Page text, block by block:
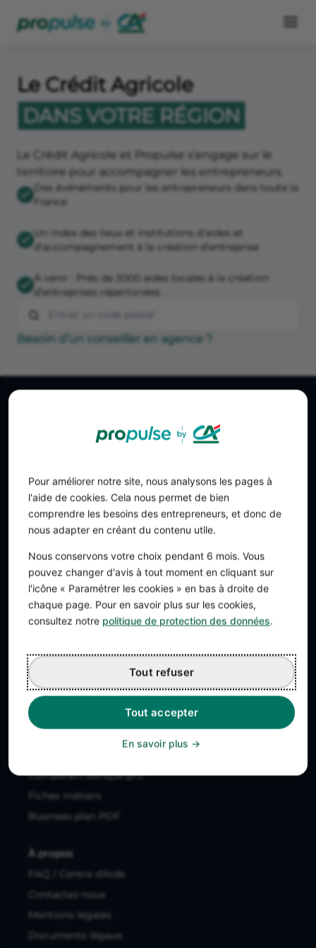
Pour améliorer notre site, nous analysons les pages à
l'aide de cookies. Cela nous permet de bien
comprendre les besoins des entrepreneurs, et donc de
nous adapter en créant du contenu utile.
Nous conservons votre choix pendant 6 mois. Vous
pouvez changer d'avis à tout moment en cliquant sur
l'icône « Paramétrer les cookies » en bas à droite de
chaque page. Pour en savoir plus sur les cookies,
consultez notre politique de protection des données.
Tout accepter
Tout refuser
En savoir plus
Le Crédit Agricole
DANS VOTRE RÉGION
Le Crédit Agricole et Propulse s’engage sur le
territoire pour accompagner les entrepreneurs.
Des événéments pour les entrepreneurs dans toute la
France
Un index des lieux et institutions d'aides et
d'accompagnement à la création d'entreprise
À venir : Près de 2000 aides locales à la création
d’entreprises répertoriées
Besoin d’un conseiller en agence ?
L'offre Propulse by CA
Compte pro en ligne
Business plan
Avis clients
Ressources utiles
Tous les articles
Comparatif banque pro
Fiches métiers
Business plan PDF
À propos
FAQ / Centre d'Aide
Contactez-nous
Mentions légales
Documents légaux